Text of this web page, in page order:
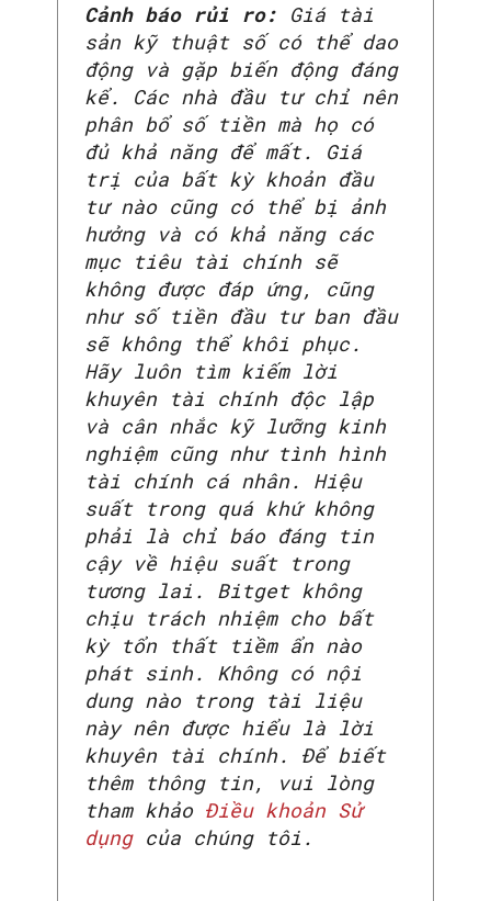
SEARCH...
Cảnh báo rủi ro: Giá tài
sản kỹ thuật số có thể dao
động và gặp biến động đáng
kể. Các nhà đầu tư chỉ nên
phân bổ số tiền mà họ có
đủ khả năng để mất. Giá
trị của bất kỳ khoản đầu
tư nào cũng có thể bị ảnh
hưởng và có khả năng các
mục tiêu tài chính sẽ
không được đáp ứng, cũng
như số tiền đầu tư ban đầu
sẽ không thể khôi phục.
Hãy luôn tìm kiếm lời
khuyên tài chính độc lập
và cân nhắc kỹ lưỡng kinh
nghiệm cũng như tình hình
tài chính cá nhân. Hiệu
suất trong quá khứ không
phải là chỉ báo đáng tin
cậy về hiệu suất trong
tương lai. Bitget không
chịu trách nhiệm cho bất
kỳ tổn thất tiềm ẩn nào
phát sinh. Không có nội
dung nào trong tài liệu
này nên được hiểu là lời
khuyên tài chính. Để biết
thêm thông tin, vui lòng
tham khảo Điều khoản Sử
dụngcủa chúng tôi.